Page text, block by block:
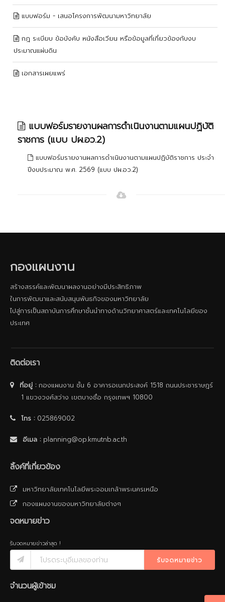
แบบฟอร์ม - เสนอโครงการพัฒนามหาวิทยาลัย
กฎ ระเบียบ ข้อบังคับ หนังสือเวียน หรือข้อมูลที่เกี่ยวข้องกับงบ
ประมาณแผ่นดิน
เอกสารเผยแพร่
แบบฟอร์มรายงานผลการดำเนินงานตามแผนปฏิบัติ
ราชการ (แบบ ปผ.อว.2)
แบบฟอร์มรายงานผลการดำเนินงานตามแผนปฏิบัติราชการ ประจำ
ปีงบประมาณ พ.ศ. 2569 (แบบ ปผ.อว.2)
กองแผนงาน
สร้างสรรค์และพัฒนาผลงานอย่างมีประสิทธิภาพ
ในการพัฒนาและสนับสนุนพันธกิจของมหาวิทยาลัย
ไปสู่การเป็นสถาบันการศึกษาชั้นนําทางด้านวิทยาศาสตร์และเทคโนโลยีของ
ประเทศ
ติดต่อเรา
ที่อยู่ :กองแผนงาน ชั้น 6 อาคารอเนกประสงค์ 1518 ถนนประชาราษฎร์
1 แขวงวงศ์สว่าง เขตบางซื่อ กรุงเทพฯ 10800
โทร :025869002
อีเมล : planning@op.kmutnb.ac.th
ลิ้งค์ที่เกี่ยวข้อง
มหาวิทยาลัยเทคโนโลยีพระจอมเกล้าพระนครเหนือ
กองแผนงานของมหาวิทยาลัยต่างๆ
จดหมายข่าว
รับจดหมายข่าวล่าสุด !
รับจดหมายข่าว
จำนวนผู้เข้าชม